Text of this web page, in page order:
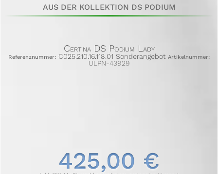
AUS DER KOLLEKTION DS PODIUM
Certina DS Podium Lady
Referenznummer: C025.210.16.118.01 Sonderangebot Artikelnummer:
ULPN-43929
425,00 €